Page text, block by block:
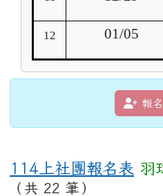
12 01/05
報
114上社團報名表 羽
（共 22 筆）